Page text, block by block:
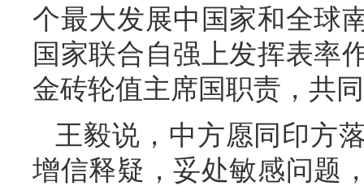
个最大发展中国家和全球
国家联合自强上发挥表率
金砖轮值主席国职责，共
王毅说，中方愿同印方
增信释疑，妥处敏感问题